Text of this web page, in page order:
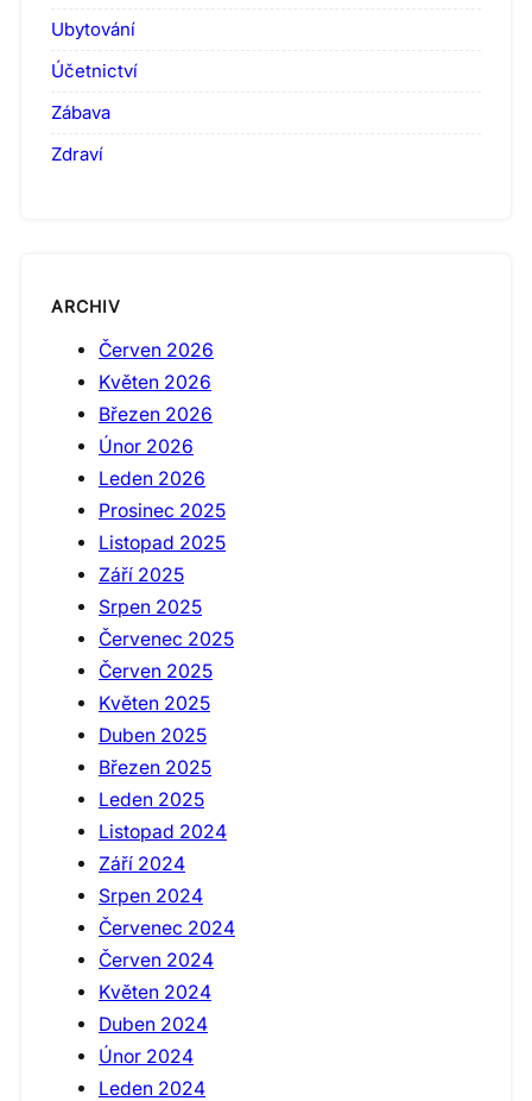
Ubytování
Účetnictví
Zábava
Zdraví
ARCHIV
Červen 2026
Květen 2026
Březen 2026
Únor 2026
Leden 2026
Prosinec 2025
Listopad 2025
Září 2025
Srpen 2025
Červenec 2025
Červen 2025
Květen 2025
Duben 2025
Březen 2025
Leden 2025
Listopad 2024
Září 2024
Srpen 2024
Červenec 2024
Červen 2024
Květen 2024
Duben 2024
Únor 2024
Leden 2024